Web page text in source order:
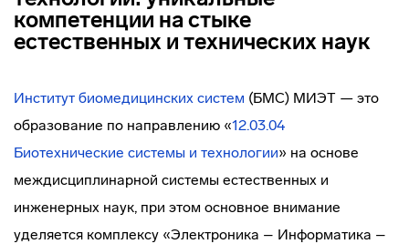
компетенции на стыке
естественных и технических наук
Институт биомедицинских систем (БМС) МИЭТ — это
образование по направлению «12.03.04
Биотехнические системы и технологии» на основе
междисциплинарной системы естественных и
инженерных наук, при этом основное внимание
уделяется комплексу «Электроника – Информатика –